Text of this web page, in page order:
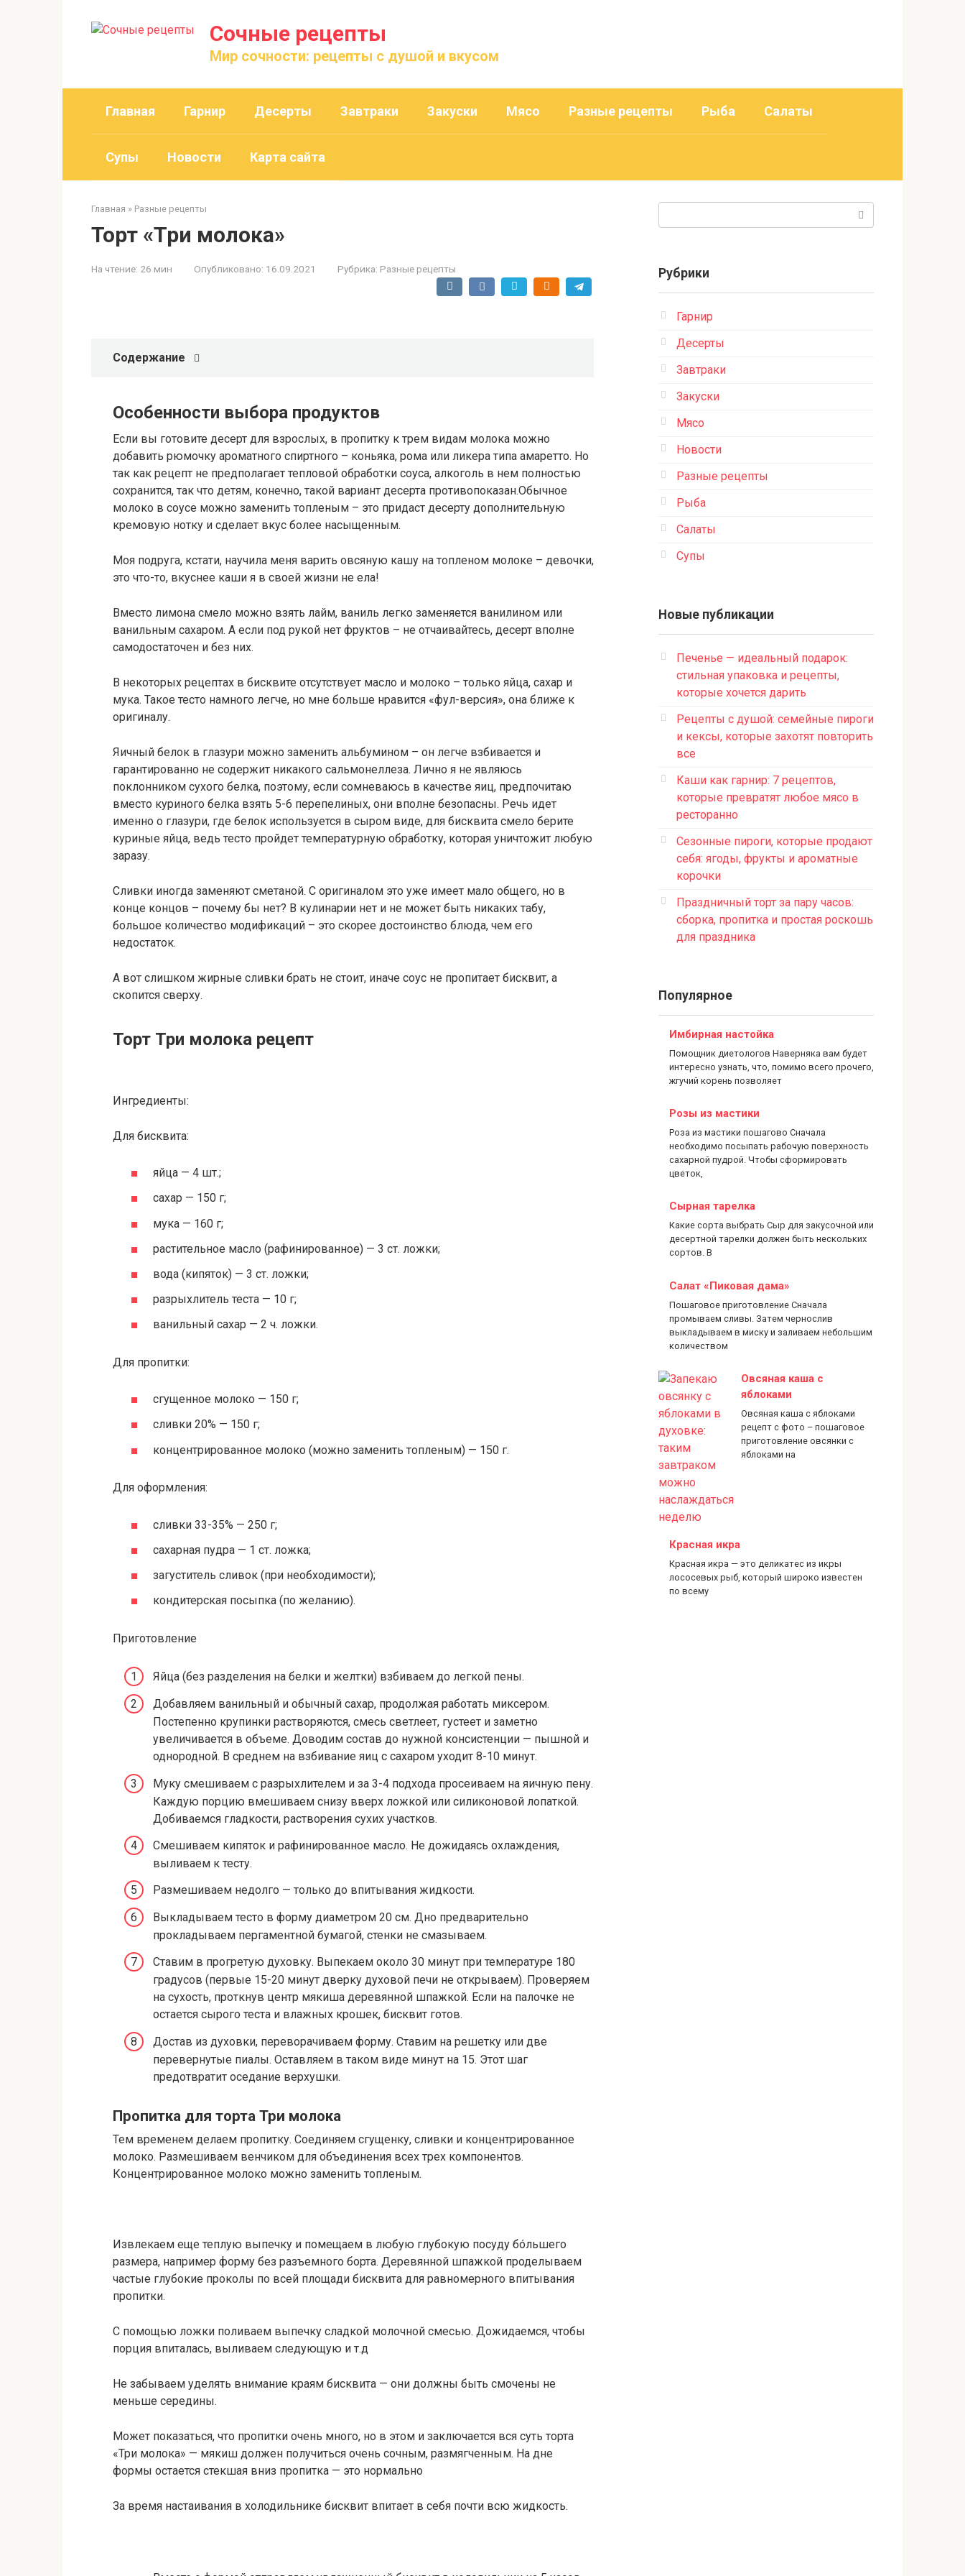
Сочные рецепты
Мир сочности: рецепты с душой и вкусом
Главная Гарнир Десерты Завтраки Закуски Мясо Разные рецепты Рыба Салаты
Супы Новости Карта сайта
Главная » Разные рецепты
Торт «Три молока»
На чтение: 26 мин Опубликовано: 16.09.2021 Рубрика: Разные рецепты
Содержание
Особенности выбора продуктов
Если вы готовите десерт для взрослых, в пропитку к трем видам молока можно
добавить рюмочку ароматного спиртного – коньяка, рома или ликера типа амаретто. Но
так как рецепт не предполагает тепловой обработки соуса, алкоголь в нем полностью
сохранится, так что детям, конечно, такой вариант десерта противопоказан.Обычное
молоко в соусе можно заменить топленым – это придаст десерту дополнительную
кремовую нотку и сделает вкус более насыщенным.
Моя подруга, кстати, научила меня варить овсяную кашу на топленом молоке – девочки,
это что-то, вкуснее каши я в своей жизни не ела!
Вместо лимона смело можно взять лайм, ваниль легко заменяется ванилином или
ванильным сахаром. А если под рукой нет фруктов – не отчаивайтесь, десерт вполне
самодостаточен и без них.
В некоторых рецептах в бисквите отсутствует масло и молоко – только яйца, сахар и
мука. Такое тесто намного легче, но мне больше нравится «фул-версия», она ближе к
оригиналу.
Яичный белок в глазури можно заменить альбумином – он легче взбивается и
гарантированно не содержит никакого сальмонеллеза. Лично я не являюсь
поклонником сухого белка, поэтому, если сомневаюсь в качестве яиц, предпочитаю
вместо куриного белка взять 5-6 перепелиных, они вполне безопасны. Речь идет
именно о глазури, где белок используется в сыром виде, для бисквита смело берите
куриные яйца, ведь тесто пройдет температурную обработку, которая уничтожит любую
заразу.
Сливки иногда заменяют сметаной. С оригиналом это уже имеет мало общего, но в
конце концов – почему бы нет? В кулинарии нет и не может быть никаких табу,
большое количество модификаций – это скорее достоинство блюда, чем его
недостаток.
А вот слишком жирные сливки брать не стоит, иначе соус не пропитает бисквит, а
скопится сверху.
Торт Три молока рецепт
Ингредиенты:
Для бисквита:
яйца — 4 шт.;
сахар — 150 г;
мука — 160 г;
растительное масло (рафинированное) — 3 ст. ложки;
вода (кипяток) — 3 ст. ложки;
разрыхлитель теста — 10 г;
ванильный сахар — 2 ч. ложки.
Для пропитки:
сгущенное молоко — 150 г;
сливки 20% — 150 г;
концентрированное молоко (можно заменить топленым) — 150 г.
Для оформления:
сливки 33-35% — 250 г;
сахарная пудра — 1 ст. ложка;
загуститель сливок (при необходимости);
кондитерская посыпка (по желанию).
Приготовление
Яйца (без разделения на белки и желтки) взбиваем до легкой пены.
Добавляем ванильный и обычный сахар, продолжая работать миксером.
Постепенно крупинки растворяются, смесь светлеет, густеет и заметно
увеличивается в объеме. Доводим состав до нужной консистенции — пышной и
однородной. В среднем на взбивание яиц с сахаром уходит 8-10 минут.
Муку смешиваем с разрыхлителем и за 3-4 подхода просеиваем на яичную пену.
Каждую порцию вмешиваем снизу вверх ложкой или силиконовой лопаткой.
Добиваемся гладкости, растворения сухих участков.
Смешиваем кипяток и рафинированное масло. Не дожидаясь охлаждения,
выливаем к тесту.
Размешиваем недолго — только до впитывания жидкости.
Выкладываем тесто в форму диаметром 20 см. Дно предварительно
прокладываем пергаментной бумагой, стенки не смазываем.
Ставим в прогретую духовку. Выпекаем около 30 минут при температуре 180
градусов (первые 15-20 минут дверку духовой печи не открываем). Проверяем
на сухость, проткнув центр мякиша деревянной шпажкой. Если на палочке не
остается сырого теста и влажных крошек, бисквит готов.
Достав из духовки, переворачиваем форму. Ставим на решетку или две
перевернутые пиалы. Оставляем в таком виде минут на 15. Этот шаг
предотвратит оседание верхушки.
Пропитка для торта Три молока
Тем временем делаем пропитку. Соединяем сгущенку, сливки и концентрированное
молоко. Размешиваем венчиком для объединения всех трех компонентов.
Концентрированное молоко можно заменить топленым.
Извлекаем еще теплую выпечку и помещаем в любую глубокую посуду бóльшего
размера, например форму без разъемного борта. Деревянной шпажкой проделываем
частые глубокие проколы по всей площади бисквита для равномерного впитывания
пропитки.
С помощью ложки поливаем выпечку сладкой молочной смесью. Дожидаемся, чтобы
порция впиталась, выливаем следующую и т.д
Не забываем уделять внимание краям бисквита — они должны быть смочены не
меньше середины.
Может показаться, что пропитки очень много, но в этом и заключается вся суть торта
«Три молока» — мякиш должен получиться очень сочным, размягченным. На дне
формы остается стекшая вниз пропитка — это нормально
За время настаивания в холодильнике бисквит впитает в себя почти всю жидкость.
Рубрики
Гарнир
Десерты
Завтраки
Закуски
Мясо
Новости
Разные рецепты
Рыба
Салаты
Супы
Новые публикации
Печенье — идеальный подарок:
стильная упаковка и рецепты,
которые хочется дарить
Рецепты с душой: семейные пироги
и кексы, которые захотят повторить
все
Каши как гарнир: 7 рецептов,
которые превратят любое мясо в
ресторанно
Сезонные пироги, которые продают
себя: ягоды, фрукты и ароматные
корочки
Праздничный торт за пару часов:
сборка, пропитка и простая роскошь
для праздника
Популярное
Имбирная настойка
Помощник диетологов Наверняка вам будет
интересно узнать, что, помимо всего прочего,
жгучий корень позволяет
Розы из мастики
Роза из мастики пошагово Сначала
необходимо посыпать рабочую поверхность
сахарной пудрой. Чтобы сформировать
цветок,
Сырная тарелка
Какие сорта выбрать Сыр для закусочной или
десертной тарелки должен быть нескольких
сортов. В
Салат «Пиковая дама»
Пошаговое приготовление Сначала
промываем сливы. Затем чернослив
выкладываем в миску и заливаем небольшим
количеством
Овсяная каша с
яблоками
Овсяная каша с яблоками
рецепт с фото – пошаговое
приготовление овсянки с
яблоками на
Красная икра
Красная икра — это деликатес из икры
лососевых рыб, который широко известен
по всему